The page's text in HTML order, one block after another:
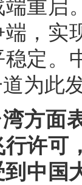
重启
，实
定。
为此
方面
许可
中国